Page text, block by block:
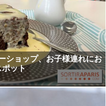
ショップ、お子様連れにお
ット